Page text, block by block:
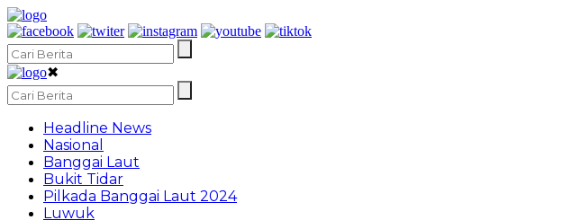
✖
Headline News
Nasional
Banggai Laut
Bukit Tidar
Pilkada Banggai Laut 2024
Luwuk